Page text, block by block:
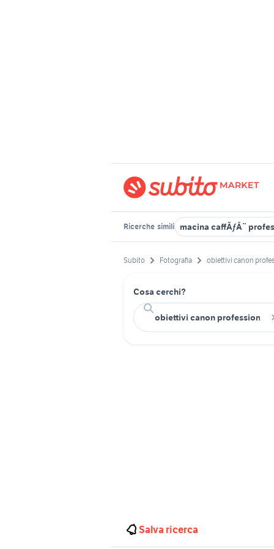
Ricerche simili macina caffÃƒÂ¨
Subito Fotografia obiettivi canon
Cosa cerchi?
Salva ricerca